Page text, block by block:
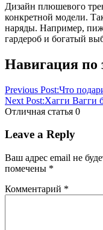
Дизайн плюшевого
конкретной модели.
наряды. Например,
гардероб и богатый
Навигация по
Previous Post:Что
Next Post:Хагги Вагги
Отличная статья 0
Leave a Reply
Ваш адрес email не
помечены *
Комментарий *